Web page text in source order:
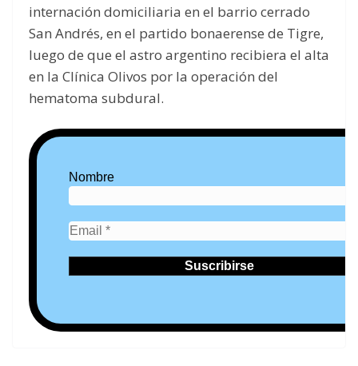
internación domiciliaria en el barrio cerrado
San Andrés, en el partido bonaerense de Tigre,
luego de que el astro argentino recibiera el alta
en la Clínica Olivos por la operación del
hematoma subdural.
Nombre